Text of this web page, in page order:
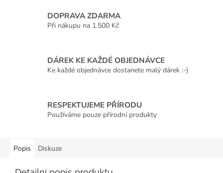
DOPRAVA ZDARMA
Při nákupu na 1.500 Kč
DÁREK KE KAŽDÉ OBJEDNÁVCE
Ke každé objednávce dostanete malý dárek :-)
RESPEKTUJEME PŘÍRODU
Používáme pouze přírodní produkty
Popis Diskuze